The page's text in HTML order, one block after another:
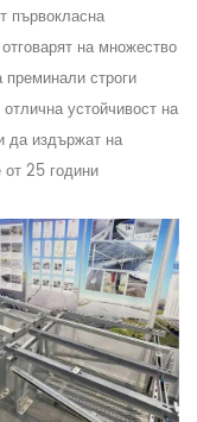
първокласна
на множество
строги
устойчивост на
да издържат на
от 25 години